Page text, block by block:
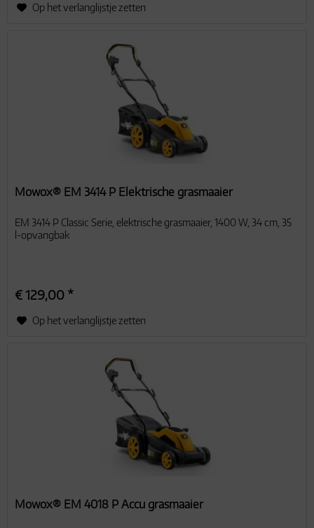
Op het verlanglijstje zetten
Mowox® EM 3414 P Elektrische grasmaaier
EM 3414 P Classic Serie, elektrische grasmaaier, 1400 W, 34 cm, 35
l-opvangbak
€ 129,00 *
Op het verlanglijstje zetten
Mowox® EM 4018 P Accu grasmaaier